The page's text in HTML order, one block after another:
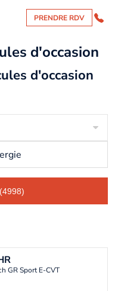
PRENDRE RDV
d'occasion
d'occasion
GR Sport E-CVT